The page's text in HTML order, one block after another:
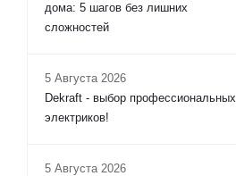
дома: 5 шагов без лишних
сложностей
5 Августа 2026
Dekraft - выбор профессиональных
электриков!
5 Августа 2026